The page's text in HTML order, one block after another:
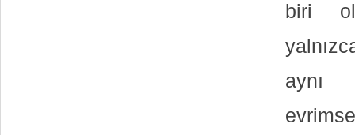
biri
aynı